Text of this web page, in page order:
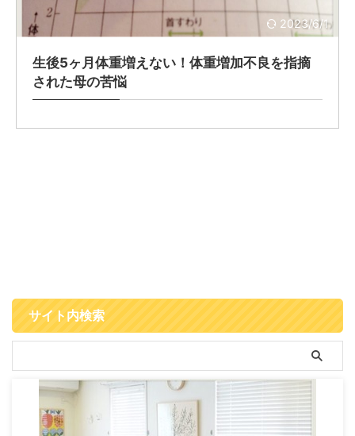
2023/6/1
生後5ヶ月体重増えない！体重増加不良を指摘
された母の苦悩
サイト内検索